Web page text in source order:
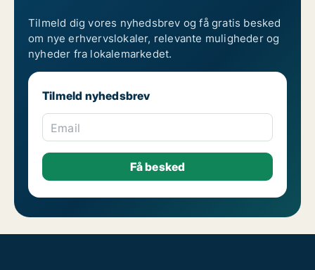
Tilmeld dig vores nyhedsbrev og få gratis besked
om nye erhvervslokaler, relevante muligheder og
nyheder fra lokalemarkedet.
Tilmeld nyhedsbrev
Email